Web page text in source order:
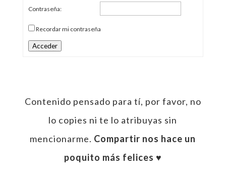
Contraseña:
Recordar mi contraseña
Acceder
Contenido pensado para tí, por favor, no
lo copies ni te lo atribuyas sin
mencionarme. Compartir nos hace un
poquito más felices ♥︎